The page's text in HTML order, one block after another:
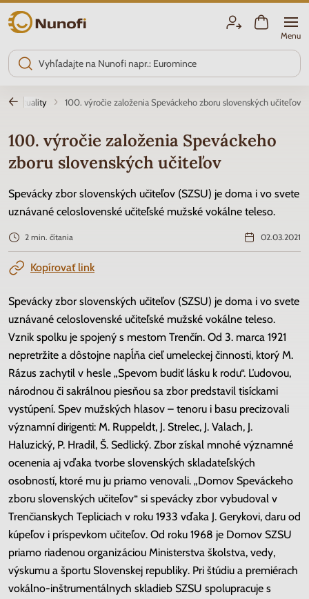
Nunofi.sk
Menu
Aktuality 100. výročie založenia Speváckeho zboru slovenských učiteľov
100. výročie založenia Speváckeho
zboru slovenských učiteľov
Spevácky zbor slovenských učiteľov (SZSU) je doma i vo svete
uznávané celoslovenské učiteľské mužské vokálne teleso.
2 min. čítania 02.03.2021
Kopírovať link
Spevácky zbor slovenských učiteľov (SZSU) je doma i vo svete
uznávané celoslovenské učiteľské mužské vokálne teleso.
Vznik spolku je spojený s mestom Trenčín. Od 3. marca 1921
nepretržite a dôstojne napĺňa cieľ umeleckej činnosti, ktorý M.
Rázus zachytil v hesle „Spevom budiť lásku k rodu“. Ľudovou,
národnou či sakrálnou piesňou sa zbor predstavil tisíckami
vystúpení. Spev mužských hlasov – tenoru i basu precizovali
významní dirigenti: M. Ruppeldt, J. Strelec, J. Valach, J.
Haluzický, P. Hradil, Š. Sedlický. Zbor získal mnohé významné
ocenenia aj vďaka tvorbe slovenských skladateľských
osobností, ktoré mu ju priamo venovali. „Domov Speváckeho
zboru slovenských učiteľov“ si spevácky zbor vybudoval v
Trenčianskych Tepliciach v roku 1933 vďaka J. Gerykovi, daru od
kúpeľov i príspevkom učiteľov. Od roku 1968 je Domov SZSU
priamo riadenou organizáciou Ministerstva školstva, vedy,
výskumu a športu Slovenskej republiky. Pri štúdiu a premiérach
vokálno-inštrumentálnych skladieb SZSU spolupracuje s